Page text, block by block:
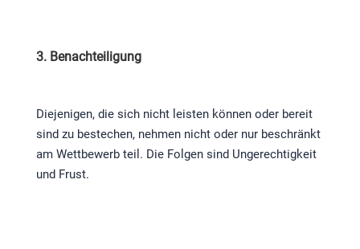
3. Benachteiligung
Diejenigen, die sich nicht leisten können oder bereit
sind zu bestechen, nehmen nicht oder nur beschränkt
am Wettbewerb teil. Die Folgen sind Ungerechtigkeit
und Frust.